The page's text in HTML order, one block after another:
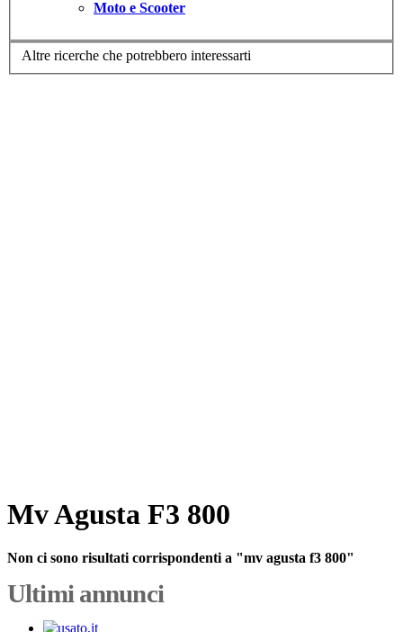
Moto e Scooter
Altre ricerche che potrebbero interessarti
Mv Agusta F3 800
Non ci sono risultati corrispondenti a "mv agusta f3 800"
Ultimi annunci